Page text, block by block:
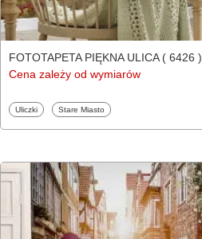
FOTOTAPETA PIĘKNA ULICA ( 6426 )
Cena zależy od wymiarów
Fototapety
Uliczki Fototapety
Stare Miasto